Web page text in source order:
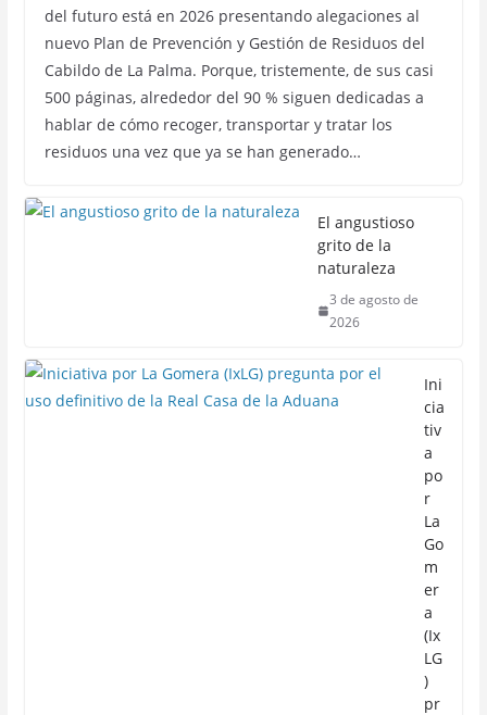
del futuro está en 2026 presentando alegaciones al
nuevo Plan de Prevención y Gestión de Residuos del
Cabildo de La Palma. Porque, tristemente, de sus casi
500 páginas, alrededor del 90 % siguen dedicadas a
hablar de cómo recoger, transportar y tratar los
residuos una vez que ya se han generado…
El angustioso
grito de la
naturaleza
3 de agosto de
2026
Ini
cia
tiv
a
po
r
La
Go
m
er
a
(Ix
LG
)
pr